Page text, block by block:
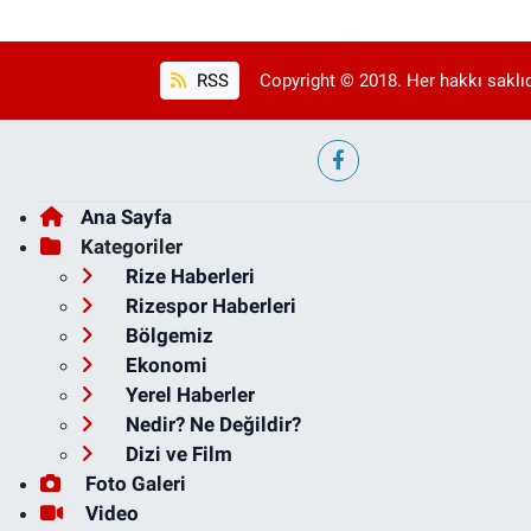
RSS Copyright © 2018. Her hakkı
Ana Sayfa
Kategoriler
Rize Haberleri
Rizespor Haberleri
Bölgemiz
Ekonomi
Yerel Haberler
Nedir? Ne Değildir?
Dizi ve Film
Foto Galeri
Video